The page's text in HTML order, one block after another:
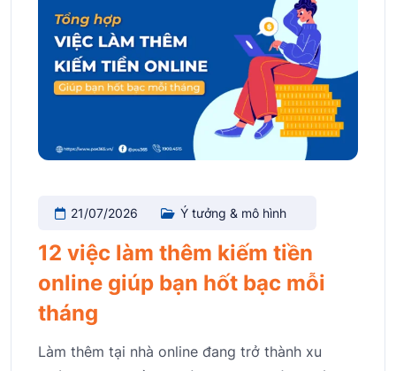
21/07/2026 Ý tưởng & mô hình
12 việc làm thêm kiếm tiền
online giúp bạn hốt bạc mỗi
tháng
Làm thêm tại nhà online đang trở thành xu